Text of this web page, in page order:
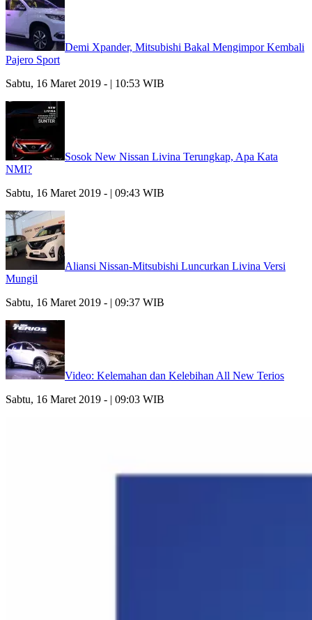
Demi Xpander, Mitsubishi Bakal Mengimpor Kembali
Pajero Sport
Sabtu, 16 Maret 2019 - | 10:53 WIB
Sosok New Nissan Livina Terungkap, Apa Kata
NMI?
Sabtu, 16 Maret 2019 - | 09:43 WIB
Aliansi Nissan-Mitsubishi Luncurkan Livina Versi
Mungil
Sabtu, 16 Maret 2019 - | 09:37 WIB
Video: Kelemahan dan Kelebihan All New Terios
Sabtu, 16 Maret 2019 - | 09:03 WIB